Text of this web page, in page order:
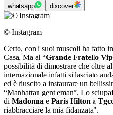
whatsapp discover
© Instagram
Certo, con i suoi muscoli ha fatto
Casa. Ma al “Grande Fratello Vip
possibilità di dimostrare che oltre
internazionale infatti si lasciato
ed è riuscito a instaurare un
“Manhattan gentleman”. Lo
di Madonna e Paris Hilton a
riabbracciare la mia fidanzata".